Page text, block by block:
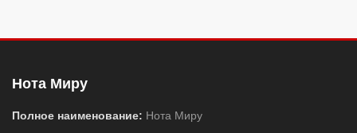
Нота Миру
Полное наименование: Нота Миру